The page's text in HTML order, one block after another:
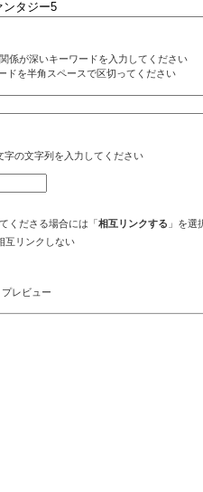
係が深いキーワードを入力してください
ドを半角スペースで区切ってください
の文字列を入力してください
くださる場合には「相互リンクする 」を選
互リンクしない
プレビュー